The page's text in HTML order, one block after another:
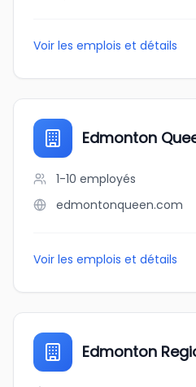
Voir les emplois et détails
Edmonton
1-10 employés
edmontonqueen.com
Voir les emplois et détails
Edmonton